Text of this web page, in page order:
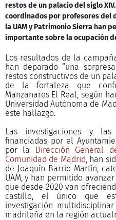
restos de un palacio del siglo
coordinados por profesores del
la UAM y Patrimonio Sierra han
importante sobre la ocupación
Los resultados de la
han deparado “una
restos constructivos de un
de la fortaleza que
Manzanares El Real, según
Universidad Autónoma de
este hallazgo.
Las investigaciones y las
financiadas por el
por la Dirección General
Comunidad de Madrid , han
de Joaquín Barrio Martín,
UAM, y han permitido
que desde 2020 van
castillo, el único que
investigación
madrileña en la región